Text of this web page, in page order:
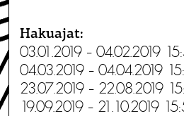
Haku­ajat:
03.01.2019 – 04.02.2019
04.03.2019 – 04.04.2019
23.07.2019 – 22.08.2019
19.09.2019 – 21.10.2019